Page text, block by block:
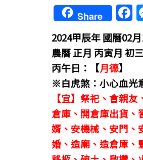
Share F
a
c
e
b
o
o
k
2024甲辰年 國曆02
農曆 正月 丙寅月 初三
丙午日：【月德】
※白虎煞：小心血光
【宜】祭祀、會親
倉庫、開倉庫出貨、
婿、安機械、安門、
婚、造廟、造倉庫、